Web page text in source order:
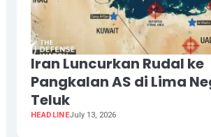
Iran Luncurkan Rudal ke
Pangkalan AS di Lima
Teluk
HEADLINEJuly 13, 2026